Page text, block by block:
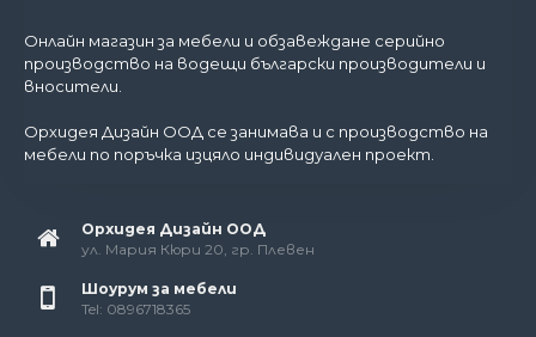
Онлайн магазин за мебели и обзавеждане серийно
производство на водещи български производители и
вносители.
Орхидея Дизайн ООД се занимава и с производство на
мебели по поръчка изцяло индивидуален проект.
Орхидея Дизайн ООД
ул. Мария Кюри 20, гр. Плевен
Шоурум за мебели
Tel: 0896718365